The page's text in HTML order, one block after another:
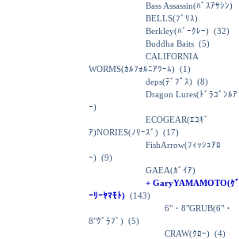
Bass Assassin(ﾊﾞｽｱｻｼﾝ)
BELLS(ﾌﾞﾘｽ)
Berkley(ﾊﾞｰｸﾚｰ) (32)
Buddha Baits (5)
CALIFORNIA
WORMS(ｶﾙﾌｫﾙﾆｱﾜｰﾑ) (1)
deps(ﾃﾞﾌﾟｽ) (8)
Dragon Lures(ﾄﾞﾗｺﾞﾝﾙｱ
ｰ)
ECOGEAR(ｴｺｷﾞ
ｱ)NORIES(ﾉﾘｰｽﾞ) (17)
FishArrow(ﾌｨｯｼｭｱﾛ
ｰ) (9)
GAEA(ｶﾞｲｱ)
+ GaryYAMAMOTO(ｹﾞ
ｰﾘｰﾔﾏﾓﾄ) (143)
6"・8"GRUB(6"・
8"ｸﾞﾗﾌﾞ) (5)
CRAW(ｸﾛｰ) (4)